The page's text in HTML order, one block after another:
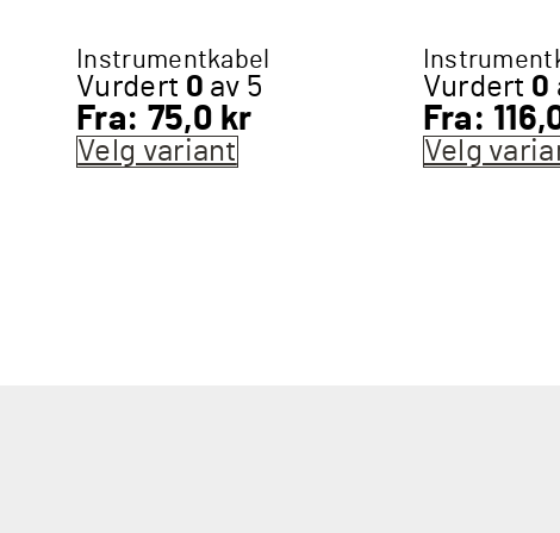
Instrumentkabel
Vurdert 0 av 5
Fra: 75,0 kr
Velg variant
Vurdert 0
Fra:
Velg